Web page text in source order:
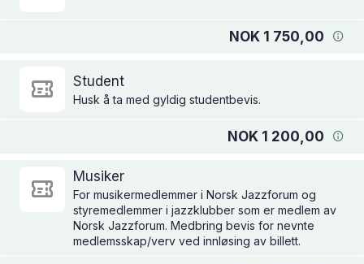
NOK 1 750,00
Student
Husk å ta med gyldig studentbevis.
NOK 1 200,00
Musiker
For musikermedlemmer i Norsk Jazzforum og
styremedlemmer i jazzklubber som er medlem av
Norsk Jazzforum. Medbring bevis for nevnte
medlemsskap/verv ved innløsing av billett.